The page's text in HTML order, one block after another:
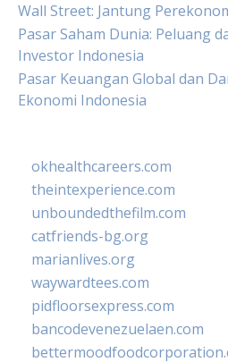
Wall Street: Jantung
Pasar Saham Dunia: Peluang
Investor Indonesia
Pasar Keuangan Global dan
Ekonomi Indonesia
okhealthcareers.com
theintexperience.com
unboundedthefilm.com
catfriends-bg.org
marianlives.org
waywardtees.com
pidfloorsexpress.com
bancodevenezuelaen.com